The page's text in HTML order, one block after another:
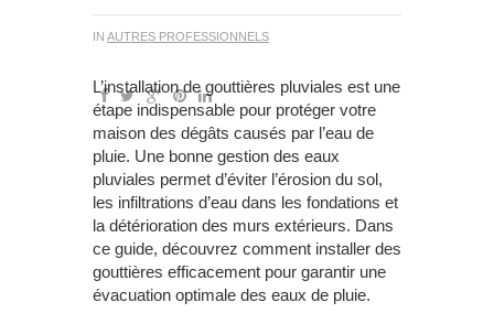
IN AUTRES PROFESSIONNELS
L’installation de gouttières pluviales est une
étape indispensable pour protéger votre
maison des dégâts causés par l’eau de
pluie. Une bonne gestion des eaux
pluviales permet d’éviter l’érosion du sol,
les infiltrations d’eau dans les fondations et
la détérioration des murs extérieurs. Dans
ce guide, découvrez comment installer des
gouttières efficacement pour garantir une
évacuation optimale des eaux de pluie.